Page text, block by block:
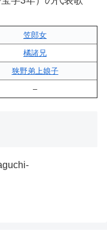
笠郎女
橘諸兄
狭野弟上娘子
–